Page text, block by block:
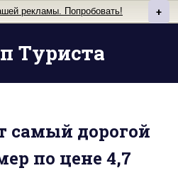
рекламы. Попробовать! +
Туриста
самый дорогой
по цене 4,7